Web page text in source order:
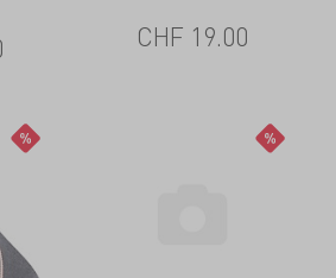
CHF 19.00